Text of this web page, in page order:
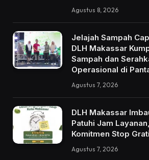
Agustus 8, 2026
Jelajah Sampah
DLH Makassar
Sampah dan
Operasional di
Agustus 7, 2026
DLH Makassar
Patuhi Jam
Komitmen Stop
Agustus 7, 2026